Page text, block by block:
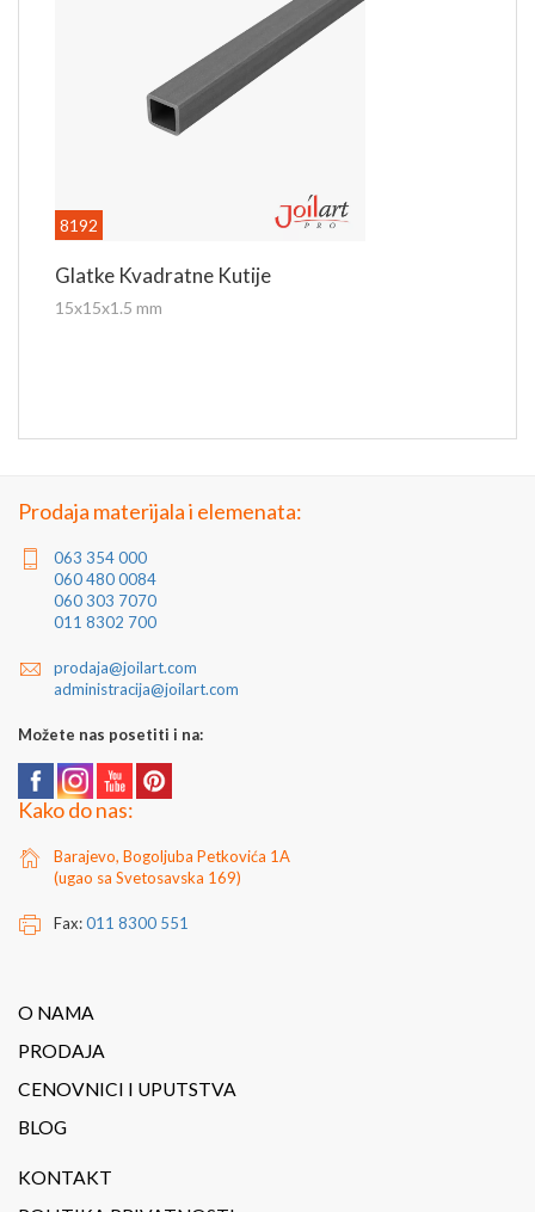
8192
Glatke Kvadratne Kutije
15x15x1.5 mm
Prodaja materijala i elemenata:
063 354 000
060 480 0084
060 303 7070
011 8302 700
prodaja@joilart.com
administracija@joilart.com
Možete nas posetiti i na:
Kako do nas:
Barajevo, Bogoljuba Petkovića 1A
(ugao sa Svetosavska 169)
Fax:011 8300 551
O NAMA
PRODAJA
CENOVNICI I UPUTSTVA
BLOG
KONTAKT